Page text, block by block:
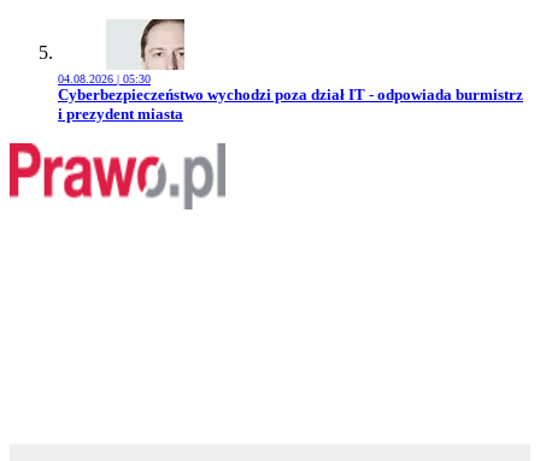
04.08.2026 | 05:30
Przejdź do artykułu:
Cyberbezpieczeństwo wychodzi poza dział IT - odpowiada burmistrz
i prezydent miasta